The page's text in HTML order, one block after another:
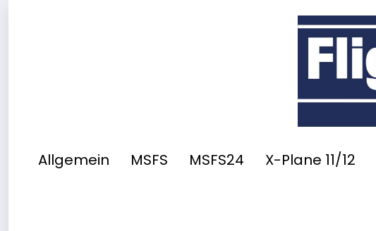
Allgemein MSFS MSFS24 X-Plane 11/12